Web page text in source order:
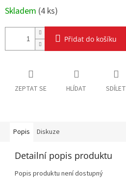
cena:
Skladem (4 ks)
Přidat do košíku
ZEPTAT SE HLÍDAT SDÍLET
Popis Diskuze
Detailní popis produktu
Popis produktu není dostupný